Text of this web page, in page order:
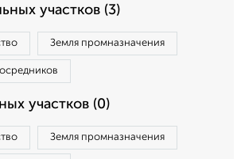
участков (3)
Земля промназначения
участков (0)
Земля промназначения